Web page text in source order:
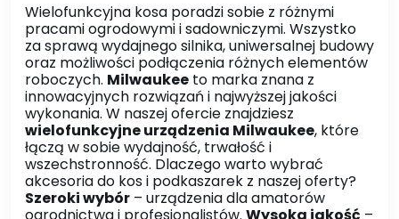
Wielofunkcyjna kosa poradzi sobie z różnymi
pracami ogrodowymi i sadowniczymi. Wszystko
za sprawą wydajnego silnika, uniwersalnej budowy
oraz możliwości podłączenia różnych elementów
roboczych. Milwaukee to marka znana z
innowacyjnych rozwiązań i najwyższej jakości
wykonania. W naszej ofercie znajdziesz
wielofunkcyjne urządzenia Milwaukee, które
łączą w sobie wydajność, trwałość i
wszechstronność. Dlaczego warto wybrać
akcesoria do kos i podkaszarek z naszej oferty?
Szeroki wybór – urządzenia dla amatorów
ogrodnictwa i profesjonalistów. Wysoka jakość –